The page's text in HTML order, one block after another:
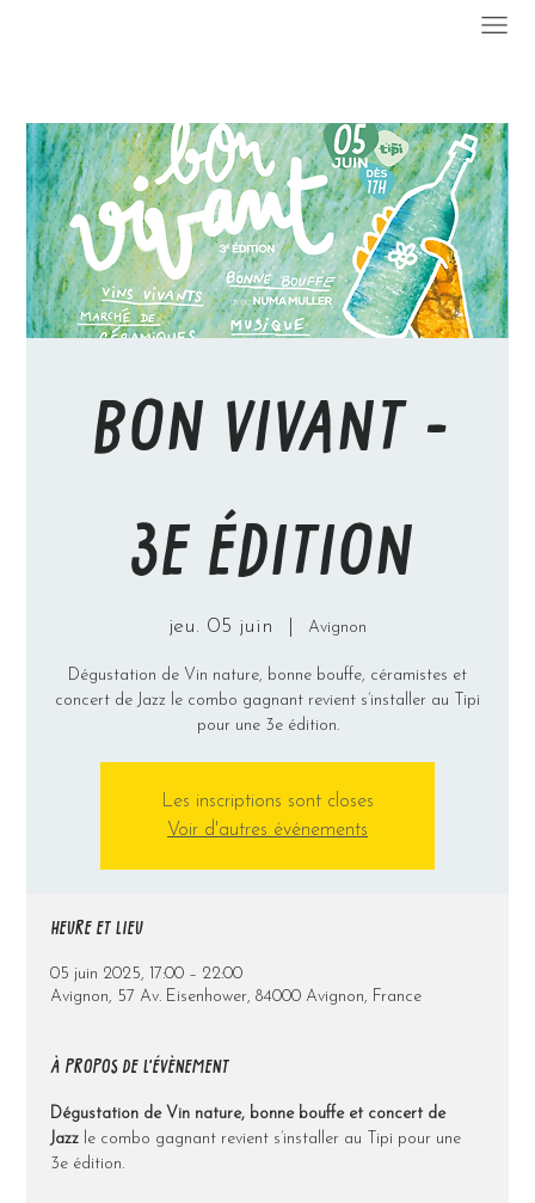
BON VIVANT -
3E ÉDITION
jeu. 05 juin Avignon
Dégustation de Vin nature, bonne bouffe, céramistes et
concert de Jazz le combo gagnant revient s’installer au Tipi
pour une 3e édition.
Les inscriptions sont closes
Voir d'autres événements
HEURE ET LIEU
05 juin 2025, 17:00 – 22:00
Avignon, 57 Av. Eisenhower, 84000 Avignon, France
À PROPOS DE L'ÉVÈNEMENT
Dégustation de Vin nature, bonne bouffe et concert de
Jazz le combo gagnant revient s’installer au Tipi pour une
3e édition.